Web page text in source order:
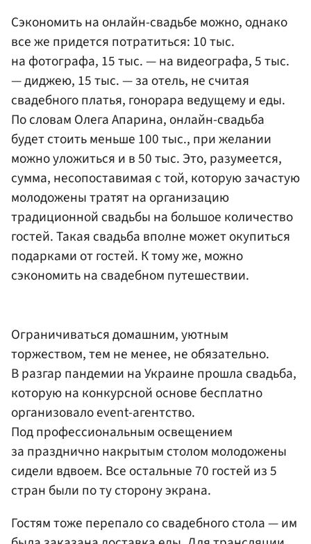
Сэкономить на онлайн-свадьбе можно, однако
все же придется потратиться: 10 тыс.
на фотографа, 15 тыс. — на видеографа, 5 тыс.
— диджею, 15 тыс. — за отель, не считая
свадебного платья, гонорара ведущему и еды.
По словам Олега Апарина, онлайн-свадьба
будет стоить меньше 100 тыс., при желании
можно уложиться и в 50 тыс. Это, разумеется,
сумма, несопоставимая с той, которую зачастую
молодожены тратят на организацию
традиционной свадьбы на большое количество
гостей. Такая свадьба вполне может окупиться
подарками от гостей. К тому же, можно
сэкономить на свадебном путешествии.
Ограничиваться домашним, уютным
торжеством, тем не менее, не обязательно.
В разгар пандемии на Украине прошла свадьба,
которую на конкурсной основе бесплатно
организовало event-агентство.
Под профессиональным освещением
за празднично накрытым столом молодожены
сидели вдвоем. Все остальные 70 гостей из 5
стран были по ту сторону экрана.
Гостям тоже перепало со свадебного стола — им